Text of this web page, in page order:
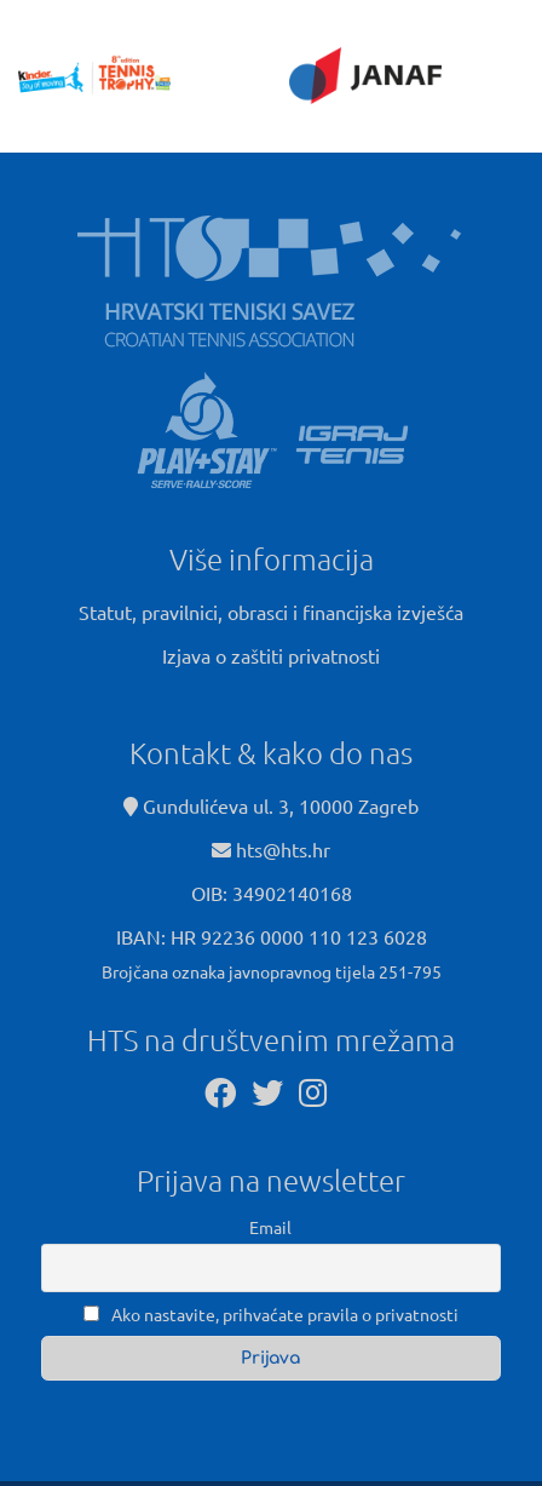
Više informacija
Statut, pravilnici, obrasci i financijska izvješća
Izjava o zaštiti privatnosti
Kontakt & kako do nas
Gundulićeva ul. 3, 10000 Zagreb
hts@hts.hr
OIB: 34902140168
IBAN: HR 92236 0000 110 123 6028
Brojčana oznaka javnopravnog tijela 251-795
HTS na društvenim mrežama
Prijava na newsletter
Email
Ako nastavite, prihvaćate pravila o privatnosti